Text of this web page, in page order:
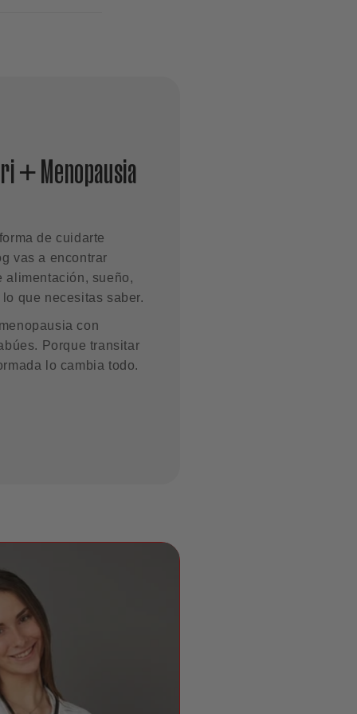
+ Menopausia
de cuidarte
vas a encontrar
alimentación, sueño,
que necesitas saber.
con
Porque transitar
lo cambia todo.